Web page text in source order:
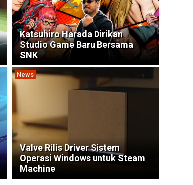
Katsuhiro Harada Dirikan
Studio Game Baru Bersama
SNK
News
Valve Rilis Driver Sistem
Operasi Windows untuk Steam
Machine